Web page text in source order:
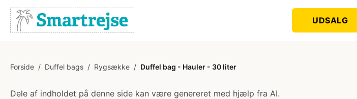
UDSALG
Forside / Duffel bags / Rygsække / Duffel bag - Hauler - 30 liter
Dele af indholdet på denne side kan være genereret med hjælp fra AI.